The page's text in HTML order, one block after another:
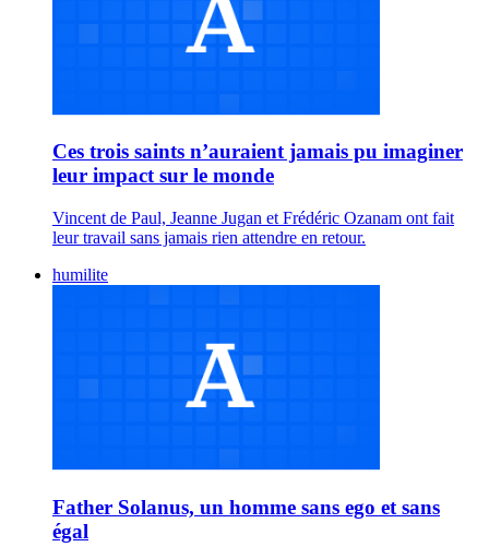
Ces trois saints n’auraient jamais pu imaginer
leur impact sur le monde
Vincent de Paul, Jeanne Jugan et Frédéric Ozanam ont fait
leur travail sans jamais rien attendre en retour.
humilite
Father Solanus, un homme sans ego et sans
égal